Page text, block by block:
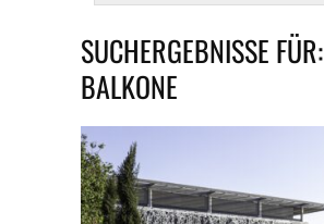
SUCHERGEBNISSE FÜR:
BALKONE